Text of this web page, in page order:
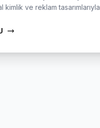
kimlik ve reklam tasarımlarıyla